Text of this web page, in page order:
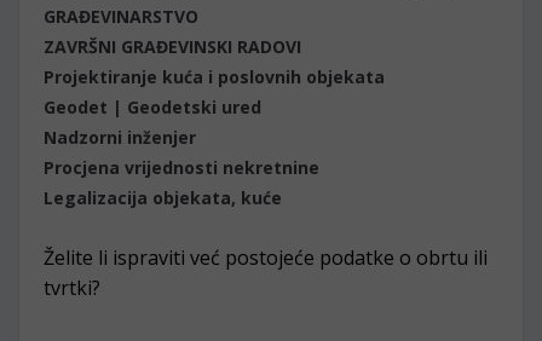
GRAĐEVINARSTVO
ZAVRŠNI GRAĐEVINSKI RADOVI
Projektiranje kuća i poslovnih objekata
Geodet | Geodetski ured
Nadzorni inženjer
Procjena vrijednosti nekretnine
Legalizacija objekata, kuće
Želite li ispraviti već postojeće podatke o obrtu ili
tvrtki?